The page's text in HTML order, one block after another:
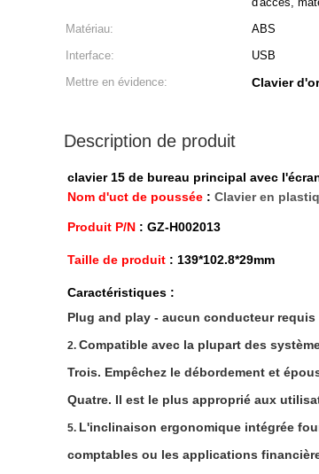
Matériau: ABS
Interface:
USB
Mettre en évidence:
Clavier
Description de produit
clavier 15 de bureau principal avec
Nom d'uct de poussée : Clavier en
Produit P/N : GZ-H002013
Taille de produit : 139*102.8*29mm
Caractéristiques :
Plug and play - aucun conducteur requis
2. Compatible avec la plupart des
Trois. Empêchez le débordement et
Quatre. Il est le plus approprié aux
5. L'inclinaison ergonomique intégrée
comptables ou les applications